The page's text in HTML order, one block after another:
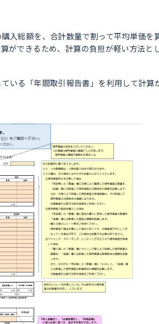
入総額を、合計数量で割って平均単価を
ができるため、計算の負担が軽い方法と
いる「年間取引報告書」を利用して計算